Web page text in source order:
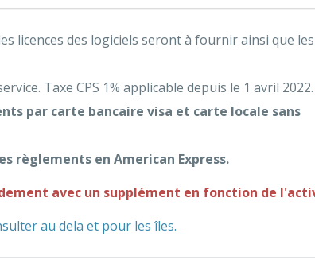
licences des logiciels seront à fournir ainsi que les
Taxe CPS 1% applicable depuis le 1 avril 2022.
par carte bancaire visa et carte locale sans
règlements en American Express.
avec un supplément en fonction de
au dela et pour les îles.